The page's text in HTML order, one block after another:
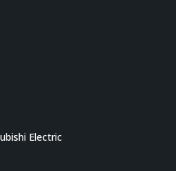
Electric